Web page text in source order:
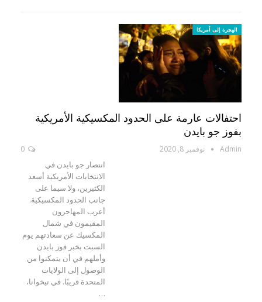
الهجرة إلى أمريكا
احتفالات عارمة على الحدود المكسيكية الأمريكية
بفوز جو بايدن
Admin نوفمبر 8, 2020
انتصار جو بايدن في
الانتخابات الأمريكية أسعد
الكثيرين، ولا سيما على
جانب الحدود المكسيكية.
أعرب المهاجرون
المقيمون في شمال
المكسيك عن سعادتهم يوم
السبت بخبر فوز بايدن
وأملهم في أن يتمكنوا من
الوصول إلى الولايات
المتحدة قريبًا. في تيخوانا،
…